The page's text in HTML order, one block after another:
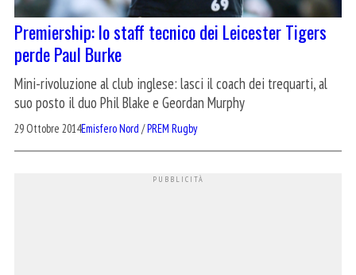
Premiership: lo staff tecnico dei Leicester Tigers
perde Paul Burke
Mini-rivoluzione al club inglese: lasci il coach dei trequarti, al
suo posto il duo Phil Blake e Geordan Murphy
29 Ottobre 2014Emisfero Nord /PREM Rugby